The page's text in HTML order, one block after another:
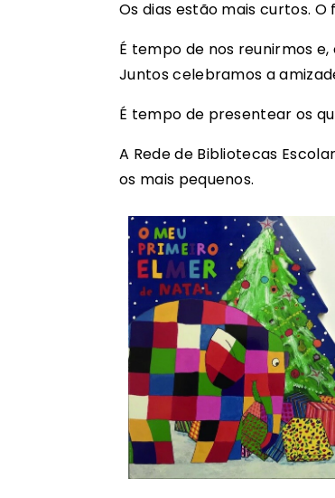
Os dias estão mais curtos.
É tempo de nos reunirmos
Juntos celebramos a
É tempo de presentear os
A Rede de Bibliotecas
os mais pequenos.